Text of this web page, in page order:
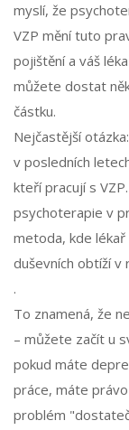
myslí, že
VZP mění tuto
pojištění a váš
můžete dostat
částku.
Nejčastější otázka:
v posledních
kteří pracují s
psychoterapie v
metoda, kde lékař
duševních obtíží v
.
To znamená, že
– můžete začít u
pokud máte
práce, máte
problém